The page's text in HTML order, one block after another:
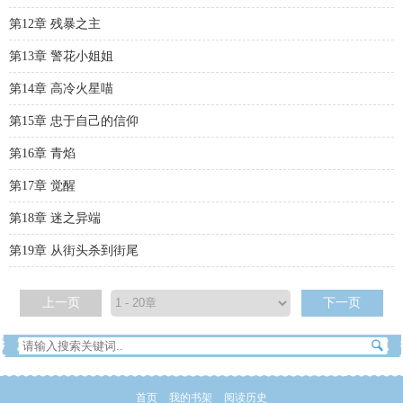
第12章 残暴之主
第13章 警花小姐姐
第14章 高冷火星喵
第15章 忠于自己的信仰
第16章 青焰
第17章 觉醒
第18章 迷之异端
第19章 从街头杀到街尾
上一页 下一页
首页 我的书架 阅读历史